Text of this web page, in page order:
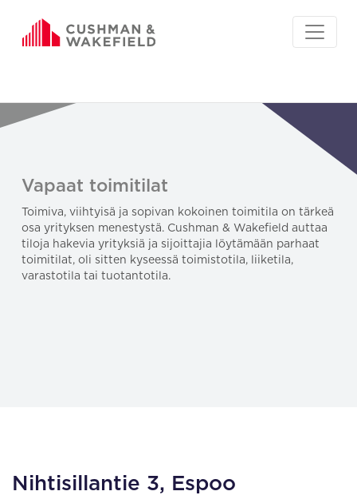
Vapaat toimitilat
Toimiva, viihtyisä ja sopivan kokoinen toimitila on tärkeä
osa yrityksen menestystä. Cushman & Wakefield auttaa
tiloja hakevia yrityksiä ja sijoittajia löytämään parhaat
toimitilat, oli sitten kyseessä toimistotila, liiketila,
varastotila tai tuotantotila.
Nihtisillantie 3, Espoo